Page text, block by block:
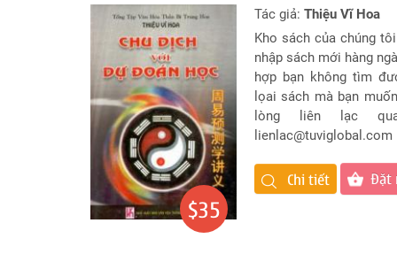
$35
Tác giả: Thiệu Vĩ Hoa
Kho sách của chúng
nhập sách mới hàng
hợp bạn không tìm
lọai sách mà bạn
lòng liên lạc
lienlac@tuviglobal.com
Chi tiết Đặt